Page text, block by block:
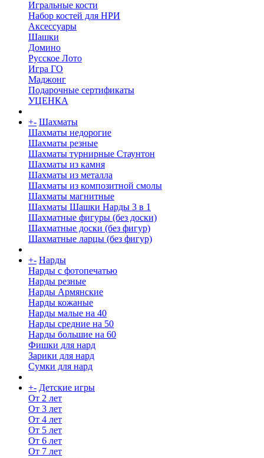
Игральные кости
Набор костей для НРИ
Аксессуары
Шашки
Домино
Русское Лото
Игра ГО
Маджонг
Подарочные сертификаты
УЦЕНКА
+- Шахматы
Шахматы недорогие
Шахматы резные
Шахматы турнирные Стаунтон
Шахматы из камня
Шахматы из металла
Шахматы из композитной смолы
Шахматы магнитные
Шахматы Шашки Нарды 3 в 1
Шахматные фигуры (без доски)
Шахматные доски (без фигур)
Шахматные ларцы (без фигур)
+- Нарды
Нарды с фотопечатью
Нарды резные
Нарды Армянские
Нарды кожаные
Нарды малые на 40
Нарды средние на 50
Нарды большие на 60
Фишки для нард
Зарики для нард
Сумки для нард
+- Детские игры
От 2 лет
От 3 лет
От 4 лет
От 5 лет
От 6 лет
От 7 лет